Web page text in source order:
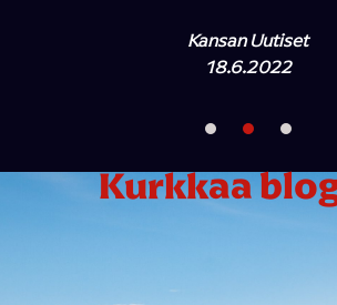
Kansan Uutiset
18.6.2022
Kurkkaa